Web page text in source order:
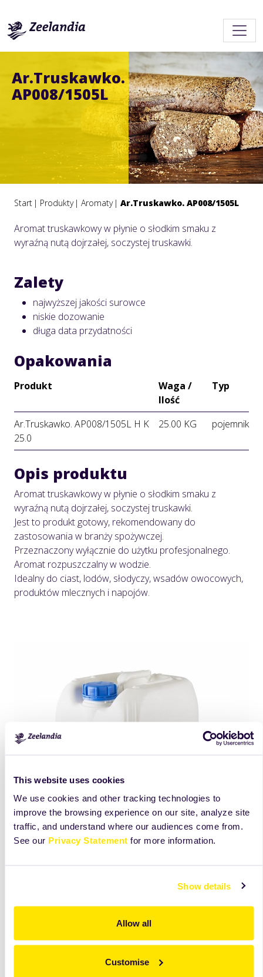
This website uses cookies
We use cookies and other tracking technologies to
improve the browsing experience on our site, analyze site
traffic, and understand where our audiences come from.
See our Privacy Statement for more information.
Show details
Allow all
Customise
Ar.Truskawko.
AP008/1505L
Start Produkty Aromaty Ar.Truskawko. AP008/1505L
Aromat truskawkowy w płynie o słodkim smaku z
wyraźną nutą dojrzałej, soczystej truskawki.
Zalety
najwyższej jakości surowce
niskie dozowanie
długa data przydatności
Opakowania
Produkt
Waga /
Ilość
Typ
Ar.Truskawko. AP008/1505L H K
25.0
25.00 KG pojemnik
Opis produktu
Aromat truskawkowy w płynie o słodkim smaku z
wyraźną nutą dojrzałej, soczystej truskawki.
Jest to produkt gotowy, rekomendowany do
zastosowania w branży spożywczej.
Przeznaczony wyłącznie do użytku profesjonalnego.
Aromat rozpuszczalny w wodzie.
Idealny do ciast, lodów, słodyczy, wsadów owocowych,
produktów mlecznych i napojów.
Odkryj więcej niż widzisz na tej karcie
Zobacz składniki, receptury i wskazówki, które
pomogą Ci lepiej wykorzystać ten produkt na co